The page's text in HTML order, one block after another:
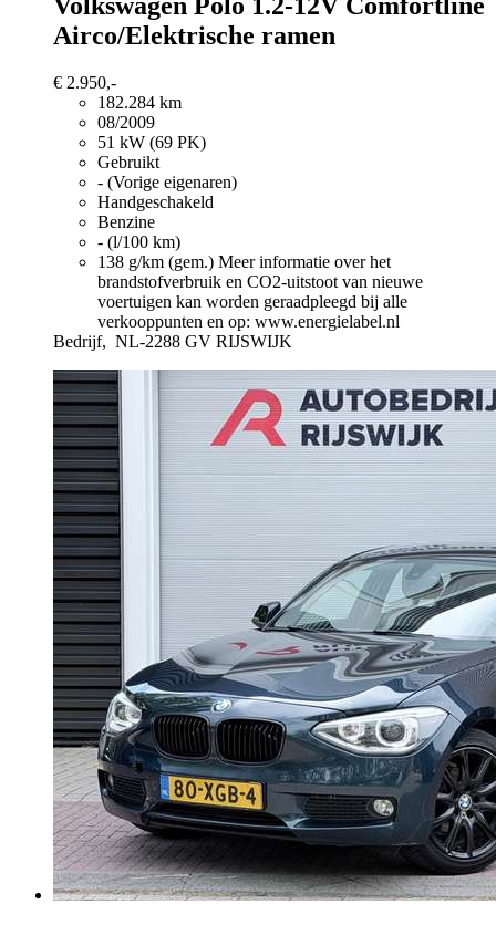
Airco/Elektrische ramen
€ 2.950,-
182.284 km
08/2009
51 kW (69 PK)
Gebruikt
- (Vorige eigenaren)
Handgeschakeld
Benzine
- (l/100 km)
138 g/km (gem.) Meer informatie over het
brandstofverbruik en CO2-uitstoot van nieuwe
voertuigen kan worden geraadpleegd bij alle
verkooppunten en op: www.energielabel.nl
Bedrijf, NL-2288 GV RIJSWIJK